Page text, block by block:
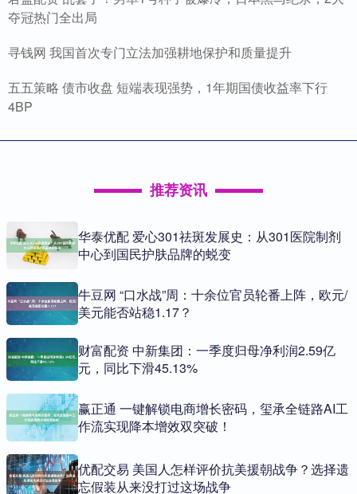
夺冠热门全出局
寻钱网 我国首次专门立法加强耕地保护和质量提升
五五策略 债市收盘 短端表现强势，1年期国债收益率下行
4BP
推荐资讯
华泰优配 爱心301祛斑发展史：从301医院制剂
中心到国民护肤品牌的蜕变
牛豆网 “口水战”周：十余位官员轮番上阵，欧元/
美元能否站稳1.17？
财富配资 中新集团：一季度归母净利润2.59亿
元，同比下滑45.13%
赢正通 一键解锁电商增长密码，玺承全链路AI工
作流实现降本增效双突破！
优配交易 美国人怎样评价抗美援朝战争？选择遗
忘假装从来没打过这场战争